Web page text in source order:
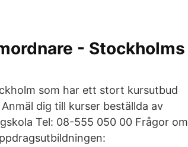
- Stockholms
som har ett stort kursutbud
dig till kurser beställda av
Tel: 08-555 050 00 Frågor om